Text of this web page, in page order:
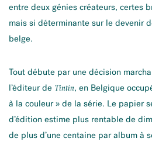
entre deux génies créateurs, certes
mais si déterminante sur le devenir
belge.
Tout débute par une décision
l’éditeur de Tintin, en Belgique
à la couleur » de la série. Le papier
d’édition estime plus rentable de
de plus d’une centaine par album à